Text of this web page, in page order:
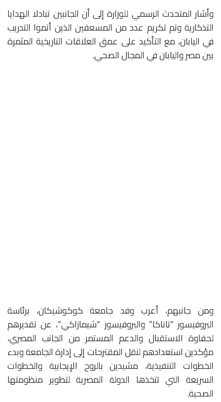
وأشار المتحدث الرسمي للوزارة إلى أن الجانبين تبادلا الهدايا
التذكارية وتم تكريم عدد من المسعفين الذين أتموا التدريب
في اليابان، مع التأكيد على عمق العلاقات التاريخية المثمرة
بين مصر واليابان في المجال الصحي.
ومن جانبهم، أعرب وفد جامعة كوكوشيكان، برئاسة
البروفيسور “تاناكا” والبروفيسور “شيمازاكي”، عن تقديرهم
لحفاوة الاستقبال والدعم المستمر من الجانب المصري،
مؤكدين استعدادهم لنقل المقترحات إلى إدارة الجامعة وبدء
الخطوات التنفيذية، مشيدين بالروح الإيجابية والخطوات
السريعة التي تتخذها الدولة المصرية لتطوير منظومتها
الصحية.